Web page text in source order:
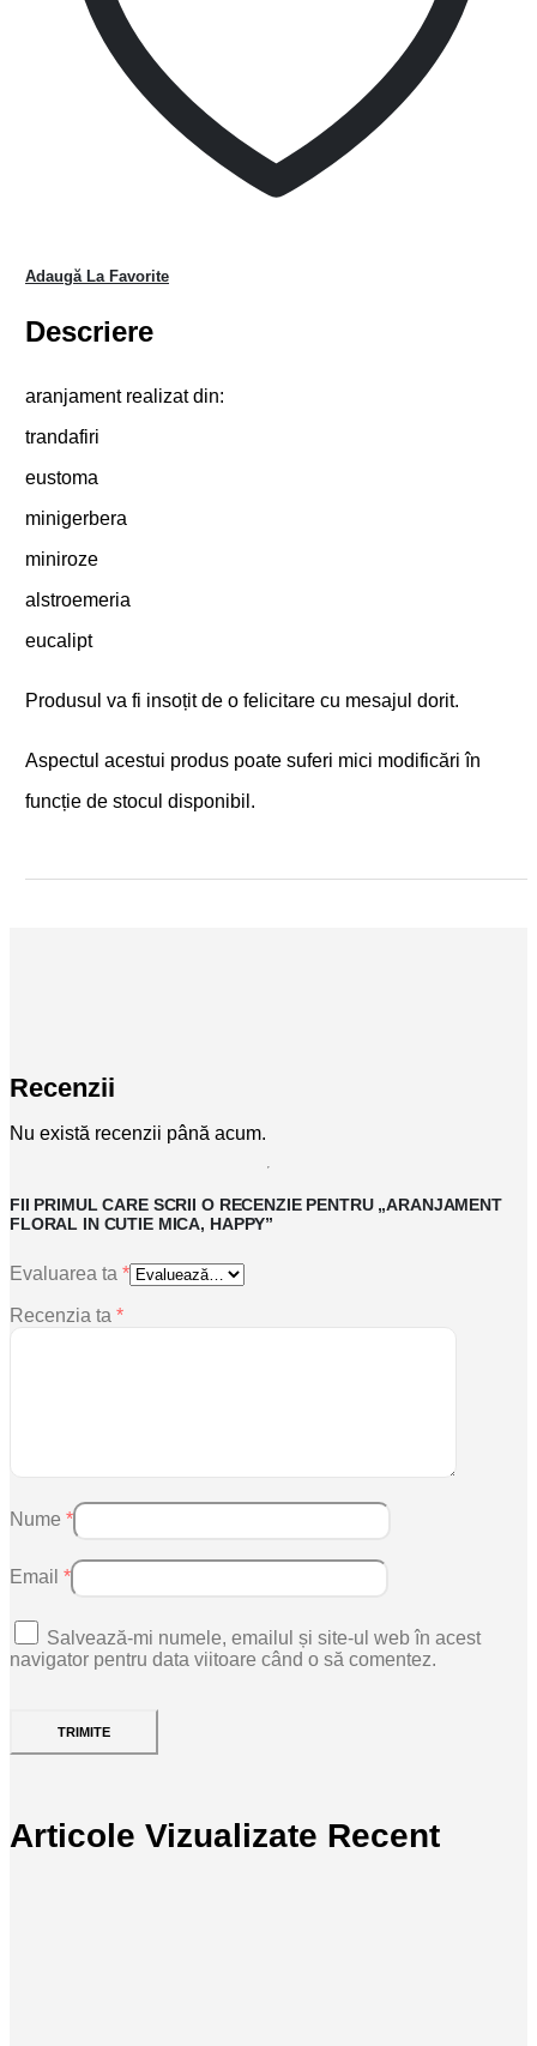
Adaugă La Favorite
Descriere
aranjament realizat din:
trandafiri
eustoma
minigerbera
miniroze
alstroemeria
eucalipt
Produsul va fi insoțit de o felicitare cu mesajul dorit.
Aspectul acestui produs poate suferi mici modificări în
funcție de stocul disponibil.
Recenzii
Nu există recenzii până acum.
FII PRIMUL CARE SCRII O RECENZIE PENTRU „ARANJAMENT
FLORAL IN CUTIE MICA, HAPPY”
Evaluarea ta *
Recenzia ta *
Nume *
Email *
Salvează-mi numele, emailul și site-ul web în acest
navigator pentru data viitoare când o să comentez.
Articole Vizualizate Recent